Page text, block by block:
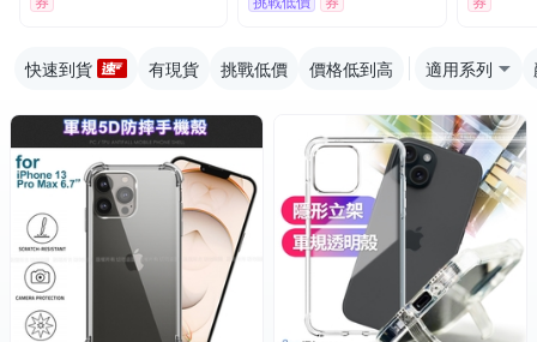
快速到貨 有現貨 挑戰低價 價格低到高 適用系列